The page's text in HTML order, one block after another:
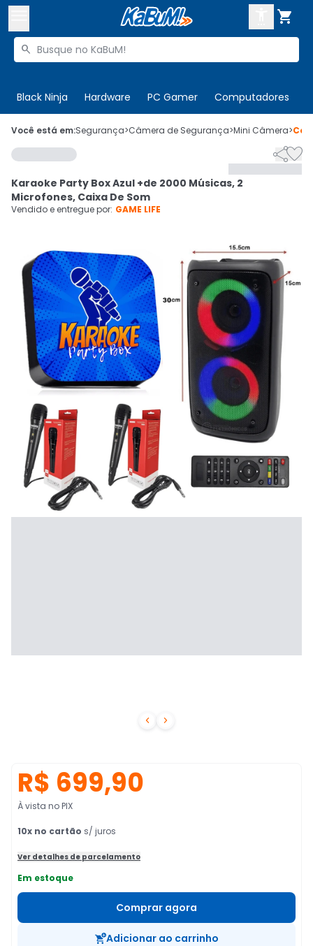

Buscar produtos

Black Ninja Hardware PC Gamer Computadores
 Olá. Acesse sua conta
 Departamentos
 Cupons
Ativar tradutor em libras
CADASTRE-SE
Você está em:Segurança>Câmera de Segurança>Mini Câmera>
 

Karaoke Party Box Azul +de 2000 Músicas, 2
Microfones, Caixa De Som
Vendido e entregue por: GAME LIFE
R$ 699,90
À vista no PIX
10x no cartão s/ juros
Ver detalhes de parcelamento
Em estoque
Comprar agora
Adicionar ao carrinho